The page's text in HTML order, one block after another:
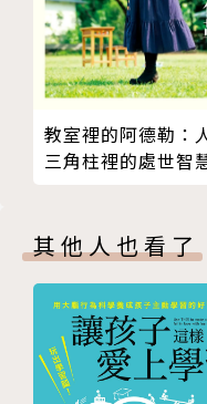
▍自尊感UP，偏見
性別意識敏感度最
數高踞第三的國家。
孩子建立起健康的價
幸福成長過程中不可
★熱愛所擁有一切
★強大的共情能力
孩子不需要完美的
的大人。讓我們一起
常，並從日常中開
髒話背後的性別敵意
小心「公主病」——
為什麼「性別二分法
朋友之間也存在權力
我們應該從性教育書
關於那些偉大卻不被
正常家庭與低出生率的
大眾媒體對孩子世界
不必刻意舉辦月經派
☆更深入探討性別刻
第4堂課 數位時代
教室裡的阿德勒：
三角柱裡的處世智
其他人也看了